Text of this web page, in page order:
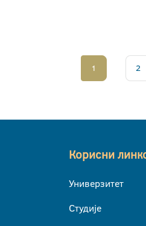
1 2
Корисни
Универзитет
Студије